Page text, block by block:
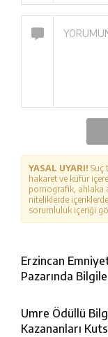
YASAL UYARI! Suç
hakaret ve küfür
pornografik, ahlaka
niteliklerde
sorumluluk içeriği
Erzincan
Pazarında
Umre Ödüllü Bilgi
Kazananları